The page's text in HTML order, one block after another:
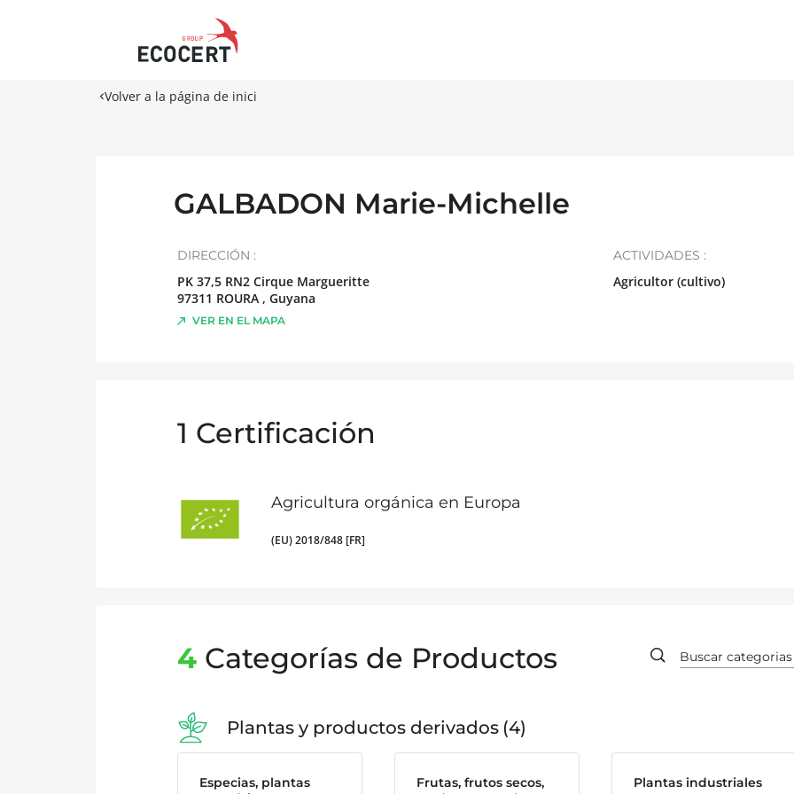
Volver a la página de inici
GALBADON Marie-Michelle
DIRECCIÓN :
PK 37,5 RN2 Cirque Margueritte
97311 ROURA , Guyana
VER EN EL MAPA
ACTIVIDADES :
Agricultor (cultivo)
1 Certificación
Agricultura orgánica en Europa
(EU) 2018/848 [FR]
4 Categorías de Productos
Plantas y productos derivados 4
Especias, plantas
Frutas, frutos secos,
Plantas industriales